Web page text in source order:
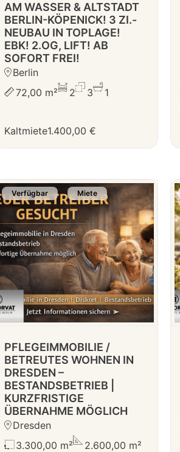
AM WASSER & ALTSTADT
BERLIN-KÖPENICK! 3 ZI.-
NEUBAU IN TOPLAGE!
EBK! 2.OG, LIFT! AB
SOFORT FREI!
Berlin
72,00 m²
2 3 1
Kaltmiete1.400,00 €
Verfügbar Miete
PFLEGEIMMOBILIE /
BETREUTES WOHNEN IN
DRESDEN –
BESTANDSBETRIEB |
KURZFRISTIGE
ÜBERNAHME MÖGLICH
Dresden
3.300,00 m²
2.600,00 m²